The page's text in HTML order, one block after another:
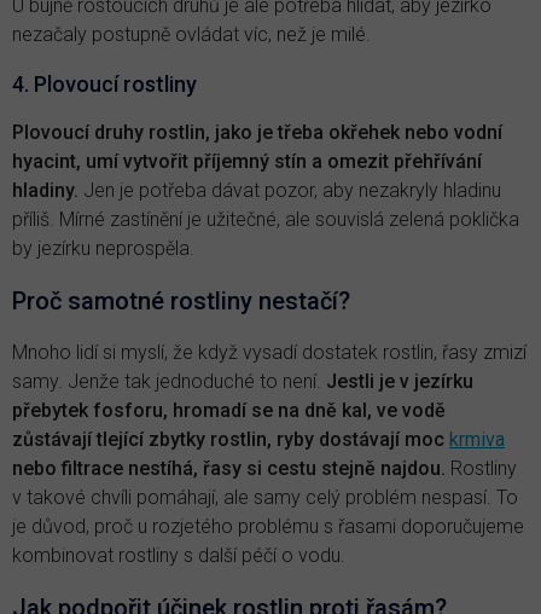
U bujně rostoucích druhů je ale potřeba hlídat, aby jezírko
nezačaly postupně ovládat víc, než je milé.
4. Plovoucí rostliny
Plovoucí druhy rostlin, jako je třeba okřehek nebo vodní
hyacint, umí vytvořit příjemný stín a omezit přehřívání
hladiny. Jen je potřeba dávat pozor, aby nezakryly hladinu
příliš. Mírné zastínění je užitečné, ale souvislá zelená poklička
by jezírku neprospěla.
Proč samotné rostliny nestačí?
Mnoho lidí si myslí, že když vysadí dostatek rostlin, řasy zmizí
samy. Jenže tak jednoduché to není. Jestli je v jezírku
přebytek fosforu, hromadí se na dně kal, ve vodě
zůstávají tlející zbytky rostlin, ryby dostávají moc krmiva
nebo filtrace nestíhá, řasy si cestu stejně najdou. Rostliny
v takové chvíli pomáhají, ale samy celý problém nespasí. To
je důvod, proč u rozjetého problému s řasami doporučujeme
kombinovat rostliny s další péčí o vodu.